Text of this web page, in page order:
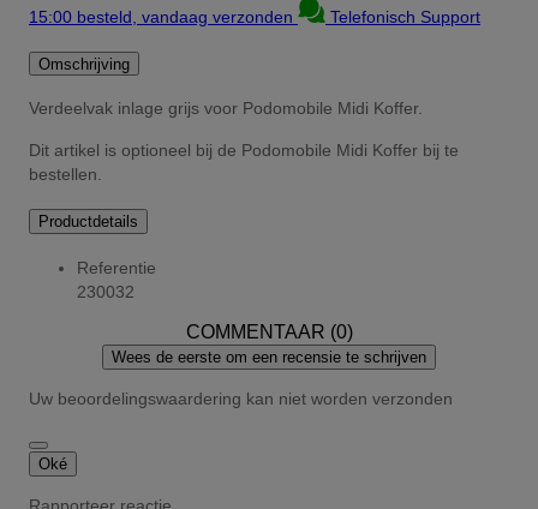
15:00 besteld, vandaag verzonden
Telefonisch Support
Omschrijving
Verdeelvak inlage grijs voor Podomobile Midi Koffer.
Dit artikel is optioneel bij de Podomobile Midi Koffer bij te
bestellen.
Productdetails
Referentie
230032
COMMENTAAR (0)
Wees de eerste om een recensie te schrijven
Uw beoordelingswaardering kan niet worden verzonden
Oké
Rapporteer reactie